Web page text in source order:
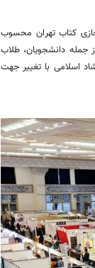
کتاب تهران محسوب
دانشجویان، طلاب
در سال ۱۴۰۵، وزارت فرهنگ و ارشاد اسلامی با تغییر جهت